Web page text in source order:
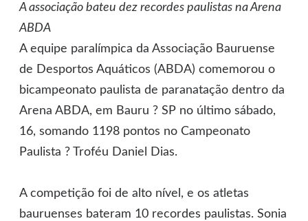
A associação bateu dez recordes paulistas na Arena
ABDA
A equipe paralímpica da Associação Bauruense
de Desportos Aquáticos (ABDA) comemorou o
bicampeonato paulista de paranatação dentro da
Arena ABDA, em Bauru ? SP no último sábado,
16, somando 1198 pontos no Campeonato
Paulista ? Troféu Daniel Dias.
A competição foi de alto nível, e os atletas
bauruenses bateram 10 recordes paulistas. Sonia